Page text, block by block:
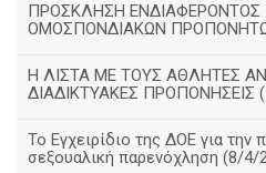
ΠΡΟΣΚΛΗΣΗ ΕΝΔΙΑΦΕΡΟΝΤΟΣ
ΟΜΟΣΠΟΝΔΙΑΚΩΝ
H ΛΙΣΤΑ ΜΕ ΤΟΥΣ ΑΘΛΗΤΕΣ
ΔΙΑΔΙΚΤΥΑΚΕΣ ΠΡΟΠΟΝΗΣΕΙΣ
Το Εγχειρίδιο της ΔΟΕ για
σεξουαλική παρενόχληση (8/4/